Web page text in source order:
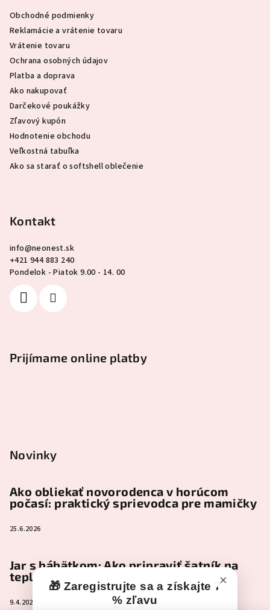
×
🎁 Zaregistrujte sa a získajte 7
% zľavu
Obchodné podmienky
Reklamácie a vrátenie tovaru
Vrátenie tovaru
Ochrana osobných údajov
Platba a doprava
Ako nakupovať
Darčekové poukážky
Zľavový kupón
Hodnotenie obchodu
Veľkostná tabuľka
Ako sa starať o softshell oblečenie
Kontakt
info@neonest.sk
+421 944 883 240
Pondelok - Piatok 9.00 - 14. 00
Prijímame online platby
Novinky
Ako obliekať novorodenca v horúcom
počasí: praktický sprievodca pre mamičky
25.6.2026
Jar s bábätkom: Ako pripraviť šatník na
teplejšie dni
9.4.2026